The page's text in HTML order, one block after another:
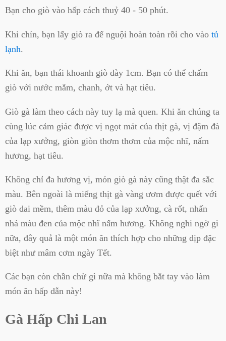
Bạn cho giò vào hấp cách thuỷ 40 - 50 phút.
Khi chín, bạn lấy giò ra để nguội hoàn toàn rồi cho vào tủ
lạnh.
Khi ăn, bạn thái khoanh giò dày 1cm. Bạn có thể chấm
giò với nước mắm, chanh, ớt và hạt tiêu.
Giò gà làm theo cách này tuy lạ mà quen. Khi ăn chúng ta
cùng lúc cảm giác được vị ngọt mát của thịt gà, vị đậm đà
của lạp xưởng, giòn giòn thơm thơm của mộc nhĩ, nấm
hương, hạt tiêu.
Không chỉ đa hương vị, món giò gà này cũng thật đa sắc
màu. Bên ngoài là miếng thịt gà vàng ươm được quết với
giò dai mềm, thêm màu đỏ của lạp xưởng, cà rốt, nhấn
nhá màu đen của mộc nhĩ nấm hương. Không nghi ngờ gì
nữa, đây quả là một món ăn thích hợp cho những dịp đặc
biệt như mâm cơm ngày Tết.
Các bạn còn chần chừ gì nữa mà không bắt tay vào làm
món ăn hấp dẫn này!
Gà Hấp Chi Lan